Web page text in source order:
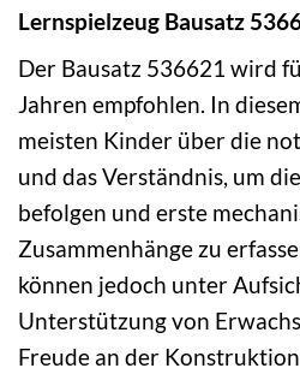
Lernspielzeug Bausatz
Der Bausatz 536621 wird
Jahren empfohlen. In
meisten Kinder über die
und das Verständnis, um
befolgen und erste
Zusammenhänge zu
können jedoch unter
Unterstützung von
Freude an der